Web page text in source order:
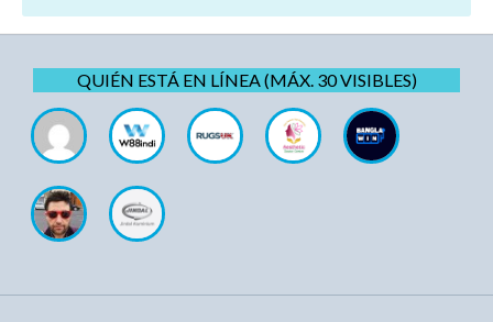
QUIÉN ESTÁ EN LÍNEA (MÁX. 30 VISIBLES)